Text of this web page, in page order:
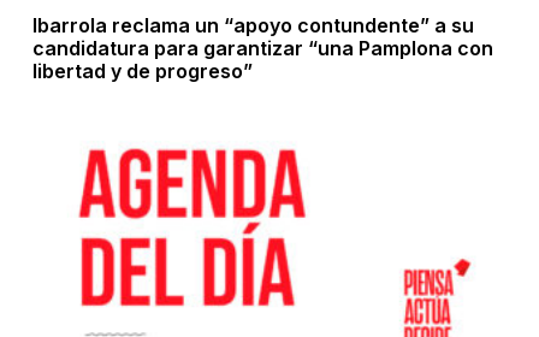
Ibarrola reclama un “apoyo contundente” a su
candidatura para garantizar “una Pamplona con
libertad y de progreso”